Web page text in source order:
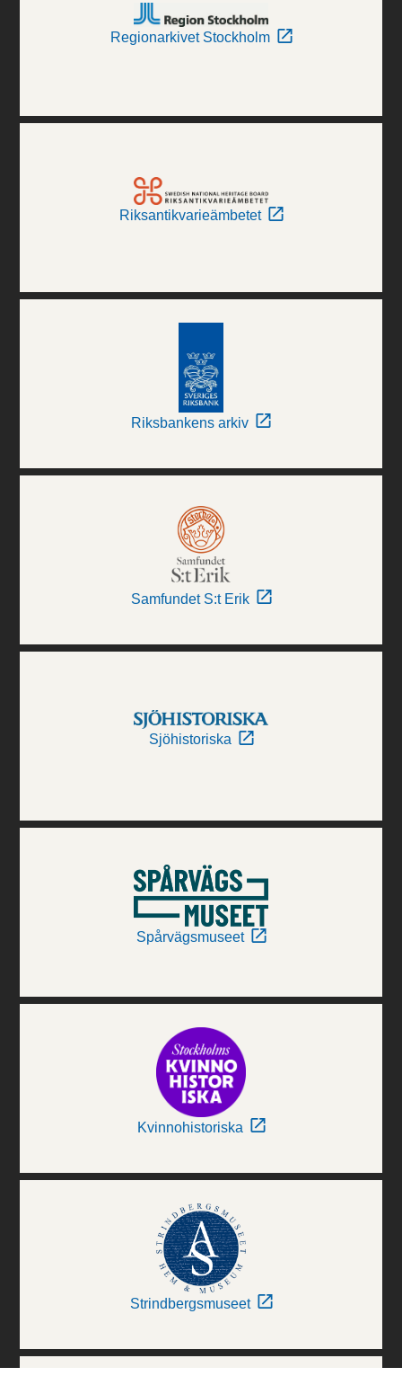
Regionarkivet Stockholm
Riksantikvarieämbetet
Riksbankens arkiv
Samfundet S:t Erik
Sjöhistoriska
Spårvägsmuseet
Kvinnohistoriska
Strindbergsmuseet